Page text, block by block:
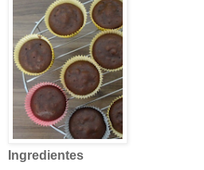
Ingredientes